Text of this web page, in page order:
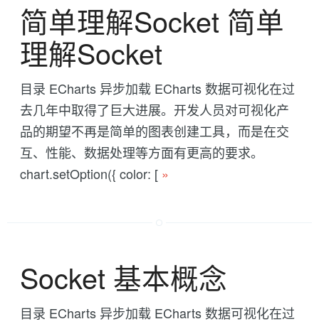
简单理解Socket 简单
理解Socket
目录 ECharts 异步加载 ECharts 数据可视化在过
去几年中取得了巨大进展。开发人员对可视化产
品的期望不再是简单的图表创建工具，而是在交
互、性能、数据处理等方面有更高的要求。
chart.setOption({ color: [ »
Socket 基本概念
目录 ECharts 异步加载 ECharts 数据可视化在过